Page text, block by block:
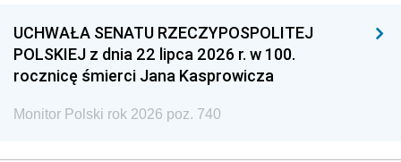
UCHWAŁA SENATU RZECZYPOSPOLITEJ
POLSKIEJ z dnia 22 lipca 2026 r. w 100.
rocznicę śmierci Jana Kasprowicza
Monitor Polski rok 2026 poz. 740